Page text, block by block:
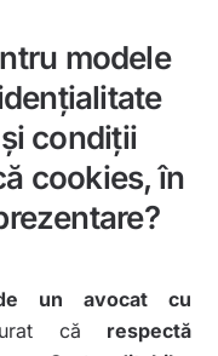
modele
condiții
cookies, în
un avocat cu
că respectă